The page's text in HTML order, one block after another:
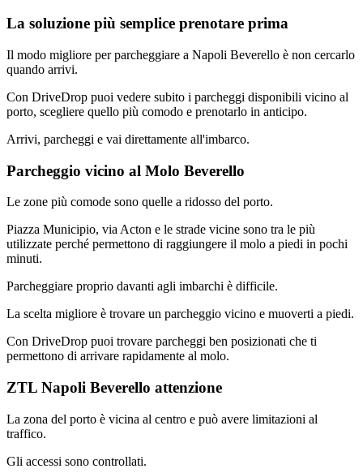
La soluzione più semplice prenotare prima
Il modo migliore per parcheggiare a Napoli Beverello è non cercarlo
quando arrivi.
Con DriveDrop puoi vedere subito i parcheggi disponibili vicino al
porto, scegliere quello più comodo e prenotarlo in anticipo.
Arrivi, parcheggi e vai direttamente all'imbarco.
Parcheggio vicino al Molo Beverello
Le zone più comode sono quelle a ridosso del porto.
Piazza Municipio, via Acton e le strade vicine sono tra le più
utilizzate perché permettono di raggiungere il molo a piedi in pochi
minuti.
Parcheggiare proprio davanti agli imbarchi è difficile.
La scelta migliore è trovare un parcheggio vicino e muoverti a piedi.
Con DriveDrop puoi trovare parcheggi ben posizionati che ti
permettono di arrivare rapidamente al molo.
ZTL Napoli Beverello attenzione
La zona del porto è vicina al centro e può avere limitazioni al
traffico.
Gli accessi sono controllati.